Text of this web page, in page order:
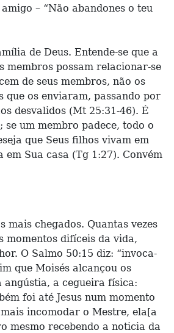
– “Não abandones o teu
de Deus. Entende-se que a
possam relacionar-se
de seus membros, não os
que os enviaram, passando por
desvalidos (Mt 25:31-46). É
um membro padece, todo o
que Seus filhos vivam em
Sua casa (Tg 1:27). Convém
mais chegados. Quantas vezes
momentos difíceis da vida,
O Salmo 50:15 diz: “invoca-
que Moisés alcançou os
angústia, a cegueira física:
foi até Jesus num momento
incomodar o Mestre, ela[a
mesmo recebendo a noticia da